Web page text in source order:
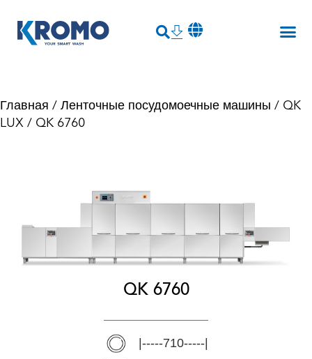
Главная / Ленточные посудомоечные машины / QK
LUX / QK 6760
QK 6760
|-----710-----|